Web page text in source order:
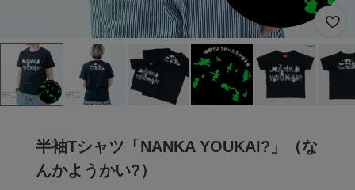
半袖Tシャツ「NANKA YOUKAI?」（な
んかようかい?）